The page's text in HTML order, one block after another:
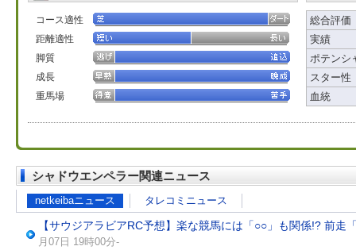
コース適性
距離適性
脚質
成長
重馬場
総合評価
実績
ポテンシ
スター性
血統
シャドウエンペラー関連ニュース
netkeibaニュース タレコミニュース
【サウジアラビアRC予想】楽な競馬には「○○」も関係!? 前走
月07日 19時00分-